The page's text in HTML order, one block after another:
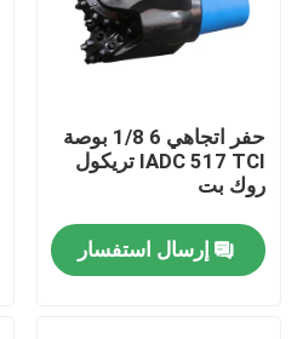
بيت
حفر اتجاهي 6 1/8 بوصة
IADC 517 TCI تريكول
روك بت
إرسال استفسار